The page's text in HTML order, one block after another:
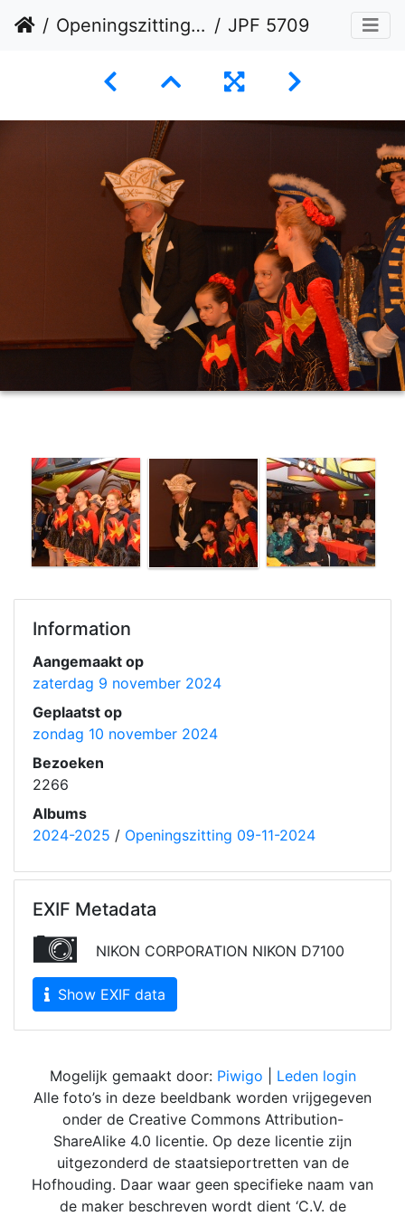
Openingszitting 09-11-2024 JPF 5709
Information
Aangemaakt op
zaterdag 9 november 2024
Geplaatst op
zondag 10 november 2024
Bezoeken
2266
Albums
2024-2025 / Openingszitting 09-11-2024
EXIF Metadata
NIKON CORPORATION NIKON D7100
Show EXIF data
Mogelijk gemaakt door: Piwigo
Leden login
Alle foto’s in deze beeldbank worden vrijgegeven
onder de Creative Commons Attribution-
ShareAlike 4.0 licentie. Op deze licentie zijn
uitgezonderd de staatsieportretten van de
Hofhouding. Daar waar geen specifieke naam van
de maker beschreven wordt dient ‘C.V. de